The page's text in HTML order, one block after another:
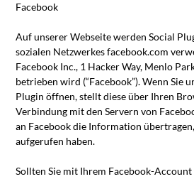
Facebook
Auf unserer Webseite werden Social
sozialen Netzwerkes facebook.com
Facebook Inc., 1 Hacker Way, Menlo
betrieben wird (“Facebook”). Wenn Sie
Plugin öffnen, stellt diese über Ihren
Verbindung mit den Servern von
an Facebook die Information übertragen,
aufgerufen haben.
Sollten Sie mit Ihrem Facebook-Account